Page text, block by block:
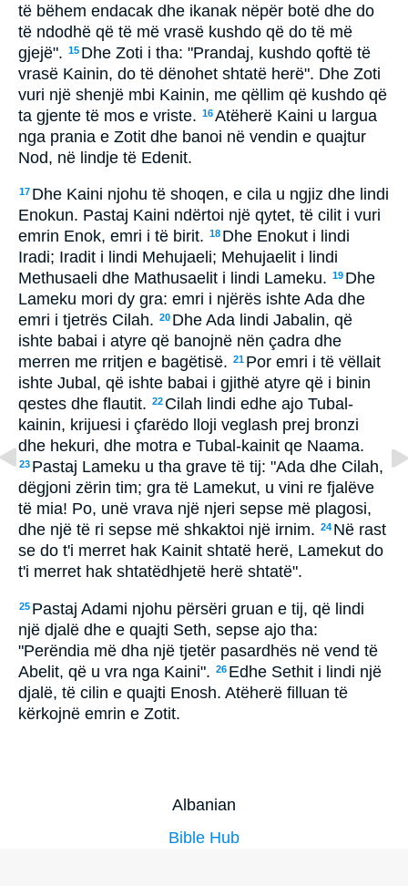
të bëhem endacak dhe ikanak nëpër botë dhe do
të ndodhë që të më vrasë kushdo që do të më
gjejë". 15 Dhe Zoti i tha: "Prandaj, kushdo qoftë të
vrasë Kainin, do të dënohet shtatë herë". Dhe Zoti
vuri një shenjë mbi Kainin, me qëllim që kushdo që
ta gjente të mos e vriste. 16Atëherë Kaini u largua
nga prania e Zotit dhe banoi në vendin e quajtur
Nod, në lindje të Edenit.
17 Dhe Kaini njohu të shoqen, e cila u ngjiz dhe lindi
Enokun. Pastaj Kaini ndërtoi një qytet, të cilit i vuri
emrin Enok, emri i të birit. 18 Dhe Enokut i lindi
Iradi; Iradit i lindi Mehujaeli; Mehujaelit i lindi
Methusaeli dhe Mathusaelit i lindi Lameku. 19 Dhe
Lameku mori dy gra: emri i njërës ishte Ada dhe
emri i tjetrës Cilah. 20 Dhe Ada lindi Jabalin, që
ishte babai i atyre që banojnë nën çadra dhe
merren me rritjen e bagëtisë. 21 Por emri i të vëllait
ishte Jubal, që ishte babai i gjithë atyre që i binin
qestes dhe flautit. 22 Cilah lindi edhe ajo Tubal-
kainin, krijuesi i çfarëdo lloji veglash prej bronzi
dhe hekuri, dhe motra e Tubal-kainit qe Naama.
23 Pastaj Lameku u tha grave të tij: "Ada dhe Cilah,
dëgjoni zërin tim; gra të Lamekut, u vini re fjalëve
të mia! Po, unë vrava një njeri sepse më plagosi,
dhe një të ri sepse më shkaktoi një irnim. 24 Në rast
se do t'i merret hak Kainit shtatë herë, Lamekut do
t'i merret hak shtatëdhjetë herë shtatë".
25 Pastaj Adami njohu përsëri gruan e tij, që lindi
një djalë dhe e quajti Seth, sepse ajo tha:
"Perëndia më dha një tjetër pasardhës në vend të
Abelit, që u vra nga Kaini". 26 Edhe Sethit i lindi një
djalë, të cilin e quajti Enosh. Atëherë filluan të
kërkojnë emrin e Zotit.
Albanian
Bible Hub